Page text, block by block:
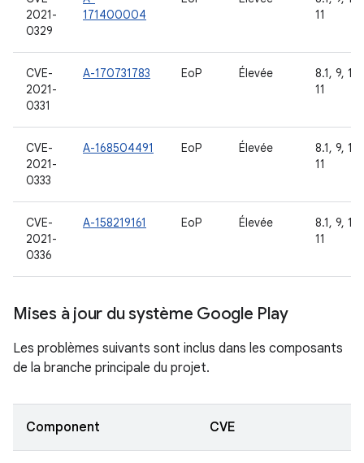
2021-
0329
171400004
11
CVE-
2021-
0331
A-170731783 EoP Élevée
8.1, 9, 10,
11
CVE-
2021-
0333
A-168504491 EoP Élevée
8.1, 9, 10,
11
CVE-
2021-
0336
A-158219161 EoP Élevée
8.1, 9, 10,
11
Mises à jour du système Google Play
Les problèmes suivants sont inclus dans les composants
de la branche principale du projet.
Component CVE